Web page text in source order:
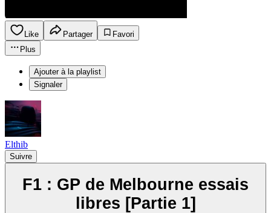
Like Partager
Favori
Plus
Ajouter à la playlist
Signaler
Elthib
Suivre
F1 : GP de Melbourne essais
libres [Partie 1]